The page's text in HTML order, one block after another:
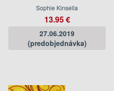
Sophie Kinsella
13.95 €
27.06.2019
(predobjednávka)